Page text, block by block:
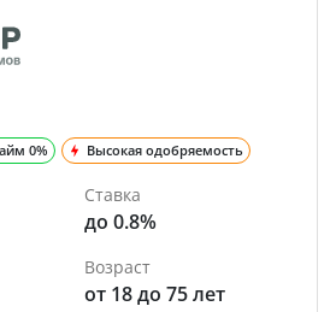
0% Высокая одобряемость
Ставка
до 0.8%
Возраст
от 18 до 75 лет